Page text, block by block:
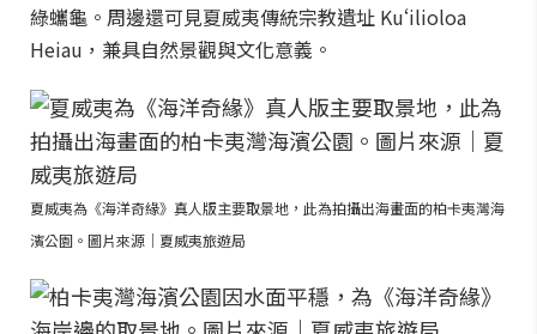
綠蠵龜。周邊還可見夏威夷傳統宗教遺址 Kuʻilioloa
Heiau，兼具自然景觀與文化意義。
夏威夷為《海洋奇緣》真人版主要取景地，此為拍攝出海畫面的柏卡夷灣海
濱公園。圖片來源｜夏威夷旅遊局